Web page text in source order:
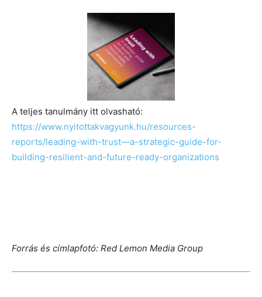
A teljes tanulmány itt olvasható:
https://www.nyitottakvagyunk.hu/resources-
reports/leading-with-trust—a-strategic-guide-for-
building-resilient-and-future-ready-organizations
Forrás és címlapfotó: Red Lemon Media Group